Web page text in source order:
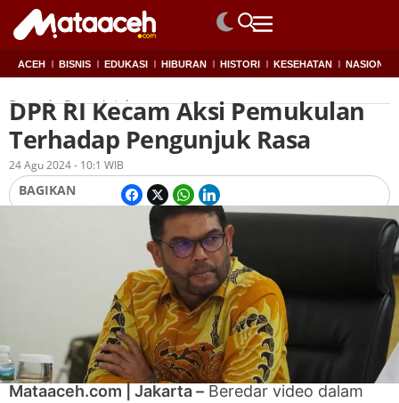
ACEH BISNIS EDUKASI HIBURAN HISTORI KESEHATAN NASIONAL
Beranda Pemerintah
DPR RI Kecam Aksi Pemukulan
Terhadap Pengunjuk Rasa
OlehRedaksi
24 Agu 2024 - 10:1 WIB
BAGIKAN
Mataaceh.com | Jakarta – Beredar video dalam